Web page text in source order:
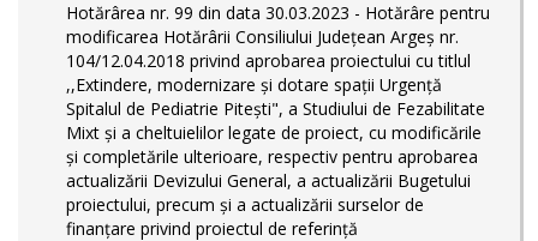
Hotărârea nr. 99 din data 30.03.2023 - Hotărâre pentru
modificarea Hotărârii Consiliului Județean Argeș nr.
104/12.04.2018 privind aprobarea proiectului cu titlul
,,Extindere, modernizare și dotare spații Urgență
Spitalul de Pediatrie Pitești", a Studiului de Fezabilitate
Mixt și a cheltuielilor legate de proiect, cu modificările
și completările ulterioare, respectiv pentru aprobarea
actualizării Devizului General, a actualizării Bugetului
proiectului, precum și a actualizării surselor de
finanțare privind proiectul de referință